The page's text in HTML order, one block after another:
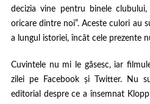
decizia vine pentru binele
oricare dintre noi”. Aceste culori au
a lungul istoriei, încât cele prezente
Cuvintele nu mi le găsesc, iar
zilei pe Facebook și Twitter. Nu
editorial despre ce a însemnat